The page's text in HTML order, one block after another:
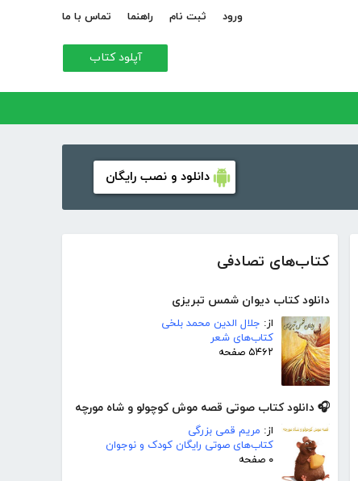
ورود ثبت نام راهنما تماس با ما
آپلود کتاب
دانلود و نصب رایگان
کتاب‌های تصادفی
دانلود کتاب دیوان شمس تبریزی
از: جلال الدین محمد بلخی
کتاب‌های شعر
۵۴۶۲ صفحه
🎧 دانلود کتاب صوتی قصه موش کوچولو و شاه مورچه
از: مریم قمی بزرگی
کتاب‌های صوتی رایگان کودک و نوجوان
۰ صفحه